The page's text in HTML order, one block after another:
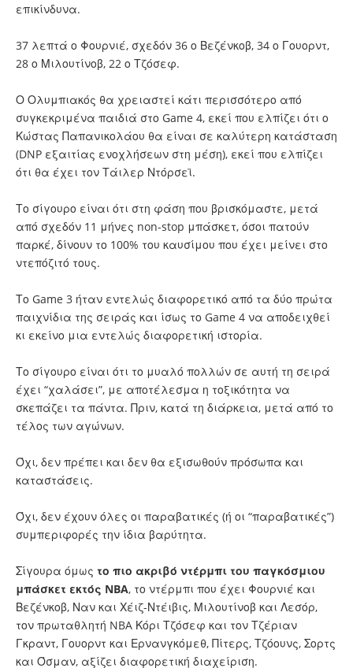
επικίνδυνα.
37 λεπτά ο Φουρνιέ, σχεδόν 36 ο Βεζένκοβ, 34 ο Γουορντ,
28 ο Μιλουτίνοβ, 22 ο Τζόσεφ.
Ο Ολυμπιακός θα χρειαστεί κάτι περισσότερο από
συγκεκριμένα παιδιά στο Game 4, εκεί που ελπίζει ότι ο
Κώστας Παπανικολάου θα είναι σε καλύτερη κατάσταση
(DNP εξαιτίας ενοχλήσεων στη μέση), εκεί που ελπίζει
ότι θα έχει τον Τάιλερ Ντόρσεϊ.
Το σίγουρο είναι ότι στη φάση που βρισκόμαστε, μετά
από σχεδόν 11 μήνες non-stop μπάσκετ, όσοι πατούν
παρκέ, δίνουν το 100% του καυσίμου που έχει μείνει στο
ντεπόζιτό τους.
Το Game 3 ήταν εντελώς διαφορετικό από τα δύο πρώτα
παιχνίδια της σειράς και ίσως το Game 4 να αποδειχθεί
κι εκείνο μια εντελώς διαφορετική ιστορία.
Το σίγουρο είναι ότι το μυαλό πολλών σε αυτή τη σειρά
έχει “χαλάσει”, με αποτέλεσμα η τοξικότητα να
σκεπάζει τα πάντα. Πριν, κατά τη διάρκεια, μετά από το
τέλος των αγώνων.
Όχι, δεν πρέπει και δεν θα εξισωθούν πρόσωπα και
καταστάσεις.
Όχι, δεν έχουν όλες οι παραβατικές (ή οι “παραβατικές”)
συμπεριφορές την ίδια βαρύτητα.
Σίγουρα όμως το πιο ακριβό ντέρμπι του παγκόσμιου
μπάσκετ εκτός NBA, το ντέρμπι που έχει Φουρνιέ και
Βεζένκοβ, Ναν και Χέιζ-Ντέιβις, Μιλουτίνοβ και Λεσόρ,
τον πρωταθλητή NBA Κόρι Τζόσεφ και τον Τζέριαν
Γκραντ, Γουορντ και Ερνανγκόμεθ, Πίτερς, Τζόουνς, Σορτς
και Όσμαν, αξίζει διαφορετική διαχείριση.